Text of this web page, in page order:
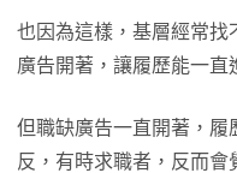
也因為這樣，基層經常找
廣告開著，讓履歷能一直
但職缺廣告一直開著，履
反，有時求職者，反而